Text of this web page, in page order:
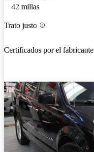
42 millas
Trato justo
Certificados por el fabricante